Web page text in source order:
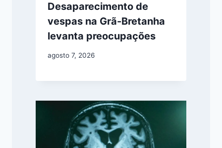
Desaparecimento de
vespas na Grã-Bretanha
levanta preocupações
agosto 7, 2026